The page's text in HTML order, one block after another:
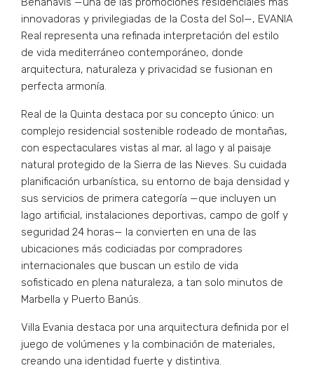
innovadoras y privilegiadas de la Costa del Sol—, EVANIA
Real representa una refinada interpretación del estilo
de vida mediterráneo contemporáneo, donde
arquitectura, naturaleza y privacidad se fusionan en
perfecta armonía.
Real de la Quinta destaca por su concepto único: un
complejo residencial sostenible rodeado de montañas,
con espectaculares vistas al mar, al lago y al paisaje
natural protegido de la Sierra de las Nieves. Su cuidada
planificación urbanística, su entorno de baja densidad y
sus servicios de primera categoría —que incluyen un
lago artificial, instalaciones deportivas, campo de golf y
seguridad 24 horas— la convierten en una de las
ubicaciones más codiciadas por compradores
internacionales que buscan un estilo de vida
sofisticado en plena naturaleza, a tan solo minutos de
Marbella y Puerto Banús.
Villa Evania destaca por una arquitectura definida por el
juego de volúmenes y la combinación de materiales,
creando una identidad fuerte y distintiva.